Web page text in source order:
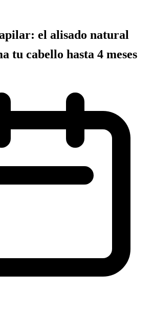
el alisado natural
tu cabello hasta 4 meses